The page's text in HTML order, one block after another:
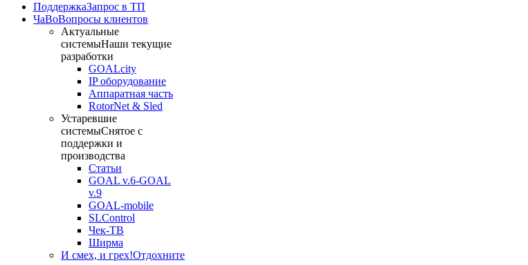
ПоддержкаЗапрос в ТП
ЧаВоВопросы клиентов
Актуальные
системыНаши текущие
разработки
GOALcity
IP оборудование
Аппаратная часть
RotorNet & Sled
Устаревшие
системыСнятое с
поддержки и
производства
Статьи
GOAL v.6-GOAL
v.9
GOAL-mobile
SLControl
Чек-ТВ
Ширма
И смех, и грех!Отдохните